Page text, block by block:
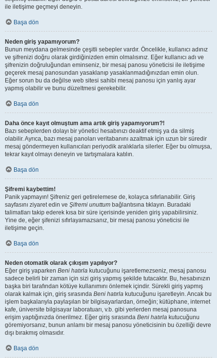
ile iletişime geçmeyi deneyin.
Başa dön
Neden giriş yapamıyorum?
Bunun meydana gelmesinde çeşitli sebepler vardır. Öncelikle, kullanıcı adınız
ve şifrenizi doğru olarak girdiğinizden emin olmalısınız. Eğer kullanıcı adı ve
şifrenizin doğruluğundan eminseniz, bir mesaj panosu yöneticisi ile iletişime
geçerek mesaj panosundan yasaklanıp yasaklanmadığınızdan emin olun.
Eğer sorun bu da değilse web sitesi sahibi mesaj panosu için yanlış ayar
yapmış olabilir ve bunu düzeltmesi gerekebilir.
Başa dön
Daha önce kayıt olmuştum ama artık giriş yapamıyorum?!
Bazı sebeplerden dolayı bir yönetici hesabınızı deaktif etmiş ya da silmiş
olabilir. Ayrıca, bazı mesaj panoları veritabanını azaltmak için uzun bir süredir
mesaj göndermeyen kullanıcıları periyodik aralıklarla silerler. Eğer bu olmuşsa,
tekrar kayıt olmayı deneyin ve tartışmalara katılın.
Başa dön
Şifremi kaybettim!
Panik yapmayın! Şifreniz geri getirelemese de, kolayca sıfırlanabilir. Giriş
sayfasını ziyaret edin ve Şifremi unuttum bağlantısına tıklayın. Buradaki
talimatları takip ederek kısa bir süre içerisinde yeniden giriş yapabilirsiniz.
Yine de, eğer şifenizi sıfırlayamazsanız, bir mesaj panosu yöneticisi ile
iletişime geçin.
Başa dön
Neden otomatik olarak çıkışım yapılıyor?
Eğer giriş yaparken Beni hatırla kutucuğunu işaretlemezseniz, mesaj panosu
sadece belirli bir zaman için sizi giriş yapmış şekilde tutacaktır. Bu, hesabınızın
başka biri tarafından kötüye kullanımını önlemek içindir. Sürekli giriş yapmış
olarak kalmak için, giriş sırasında Beni hatırla kutucuğunu işaretleyin. Ancak bu
işlem başkalarıyla paylaşılan bir bilgisayarlardan, örneğin; kütüphane, internet
kafe, üniversite bilgisayar laboratuarı, v.b. gibi yerlerden mesaj panosuna
erişim yaptığınızda önerilmez. Eğer giriş sırasında Beni hatırla kutucuğunu
göremiyorsanız, bunun anlamı bir mesaj panosu yöneticisinin bu özelliği devre
dışı bırakmış olmasıdır.
Başa dön